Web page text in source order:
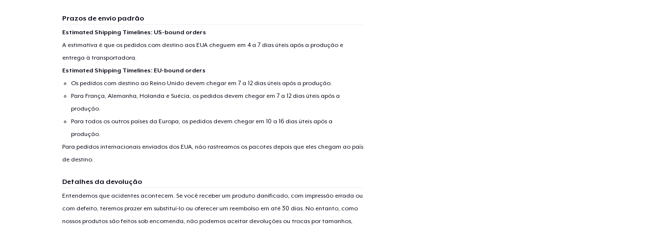
Prazos de envio padrão
Estimated Shipping Timelines: US-bound orders
A estimativa é que os pedidos com destino aos EUA cheguem em 4 a 7 dias úteis após a produção e
entrega à transportadora.
Estimated Shipping Timelines: EU-bound orders
Os pedidos com destino ao Reino Unido devem chegar em 7 a 12 dias úteis após a produção.
Para França, Alemanha, Holanda e Suécia, os pedidos devem chegar em 7 a 12 dias úteis após a
produção.
Para todos os outros países da Europa, os pedidos devem chegar em 10 a 16 dias úteis após a
produção.
Para pedidos internacionais enviados dos EUA, não rastreamos os pacotes depois que eles chegam ao país
de destino.
Detalhes da devolução
Entendemos que acidentes acontecem. Se você receber um produto danificado, com impressão errada ou
com defeito, teremos prazer em substituí-lo ou oferecer um reembolso em até 30 dias. No entanto, como
nossos produtos são feitos sob encomenda, não podemos aceitar devoluções ou trocas por tamanhos,